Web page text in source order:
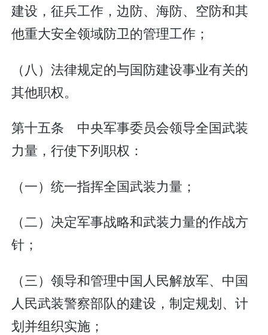
建设，征兵工作，边防、海防、空防和其
他重大安全领域防卫的管理工作；
（八）法律规定的与国防建设事业有关的
其他职权。
第十五条 中央军事委员会领导全国武装
力量，行使下列职权：
（一）统一指挥全国武装力量；
（二）决定军事战略和武装力量的作战方
针；
（三）领导和管理中国人民解放军、中国
人民武装警察部队的建设，制定规划、计
划并组织实施；